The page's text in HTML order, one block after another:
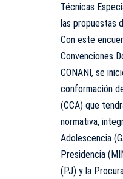
Técnicas
las propuestas
Con este
Convenciones
CONANI, se
conformación
(CCA) que
normativa,
Adolescencia
Presidencia
(PJ) y la